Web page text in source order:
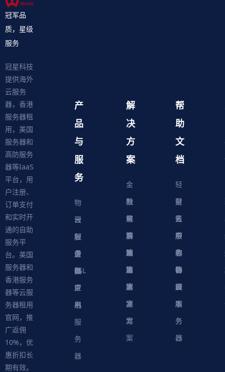
冠军品
质，星级
服务
冠星科技
提供海外
云服务
器，香港
服务器租
用，美国
服务器和
高防服务
器等IaaS
平台，用
户注册、
订单支付
和实时开
通的自助
服务平
台。美国
服务器和
香港服务
器等云服
务器租用
官网，推
广返佣
10%，优
惠折扣长
期有效。
产
品
与
服
务
物
理
服
务
器
云
服
务
器
轻
量
级
应
用
服
务
器
虚
拟
主
机
SSL
证
书
解
决
方
案
金
融
解
决
方
案
教
育
解
决
方
案
电
商
解
决
方
案
游
戏
解
决
方
案
网
站
解
决
方
案
帮
助
文
档
轻
量
云
服
务
器
财
务
中
心
账
户
中
心
服
务
协
议
软
件
脚
本
物
理
服
务
器
云
服
务
器